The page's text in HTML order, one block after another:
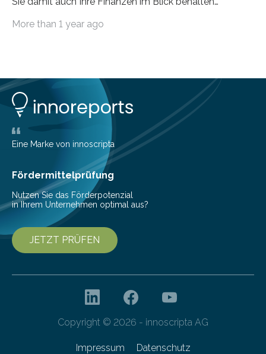
die genau das ermöglichen: Sie helfen Ihnen, Ausgaben
Lösungen interessieren. 1. Multibanking-Tools: Alle
Konten auf einen Blick Viele Banken bieten bereits in
ihrem Online-Banking eine Multibanking-Funktion an,
mit der sich Konten bei anderen Banken…
More than 1 year ago
Eine Marke von innoscripta
Fördermittelprüfung
Nutzen Sie das Förderpotenzial
in Ihrem Unternehmen optimal aus?
JETZT PRÜFEN
Copyright © 2026 - innoscripta AG
Impressum Datenschutz